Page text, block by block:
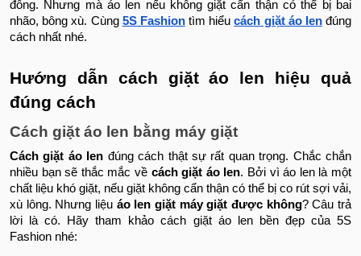
đông. Nhưng mà áo len nếu không giặt cẩn thận có thể bị bai
nhão, bông xù. Cùng 5S Fashiontìm hiểucách giặt áo lenđúng
cách nhất nhé.
Hướng dẫn cách giặt áo len hiệu quả
đúng cách
Cách giặt áo len bằng máy giặt
Cách giặt áo len đúng cách thật sự rất quan trọng. Chắc chắn
nhiều bạn sẽ thắc mắc về cách giặt áo len. Bởi vì áo len là một
chất liệu khó giặt, nếu giặt không cẩn thận có thể bị co rút sợi vải,
xù lông. Nhưng liệu áo len giặt máy giặt được không? Câu trả
lời là có. Hãy tham khảo cách giặt áo len bền đẹp của 5S
Fashion nhé: